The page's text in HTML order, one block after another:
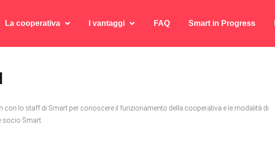
La cooperativa I vantaggi FAQ Smart in Progress
lo staff di Smart per conoscere il funzionamento della cooperativa e le modalità di
socio Smart.